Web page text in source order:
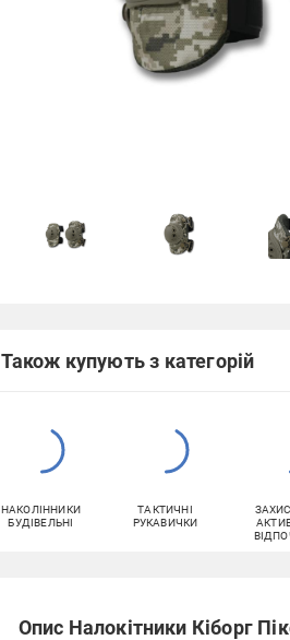
Також купують з категорій
НАКОЛІННИКИ
БУДІВЕЛЬНІ
ТАКТИЧНІ
РУКАВИЧКИ
Опис Налокітники Кіборг